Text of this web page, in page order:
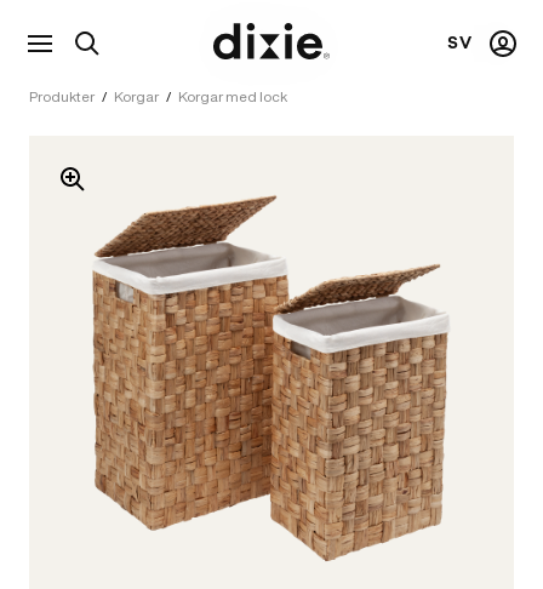
Visa SV
Mitt
Produkter / Korgar / Korgar med lock